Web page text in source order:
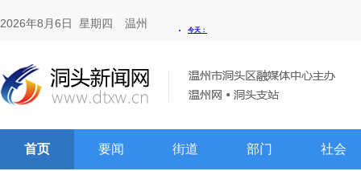
2026年8月6日 星期四 温州
首页 要闻 街道 部门 社会